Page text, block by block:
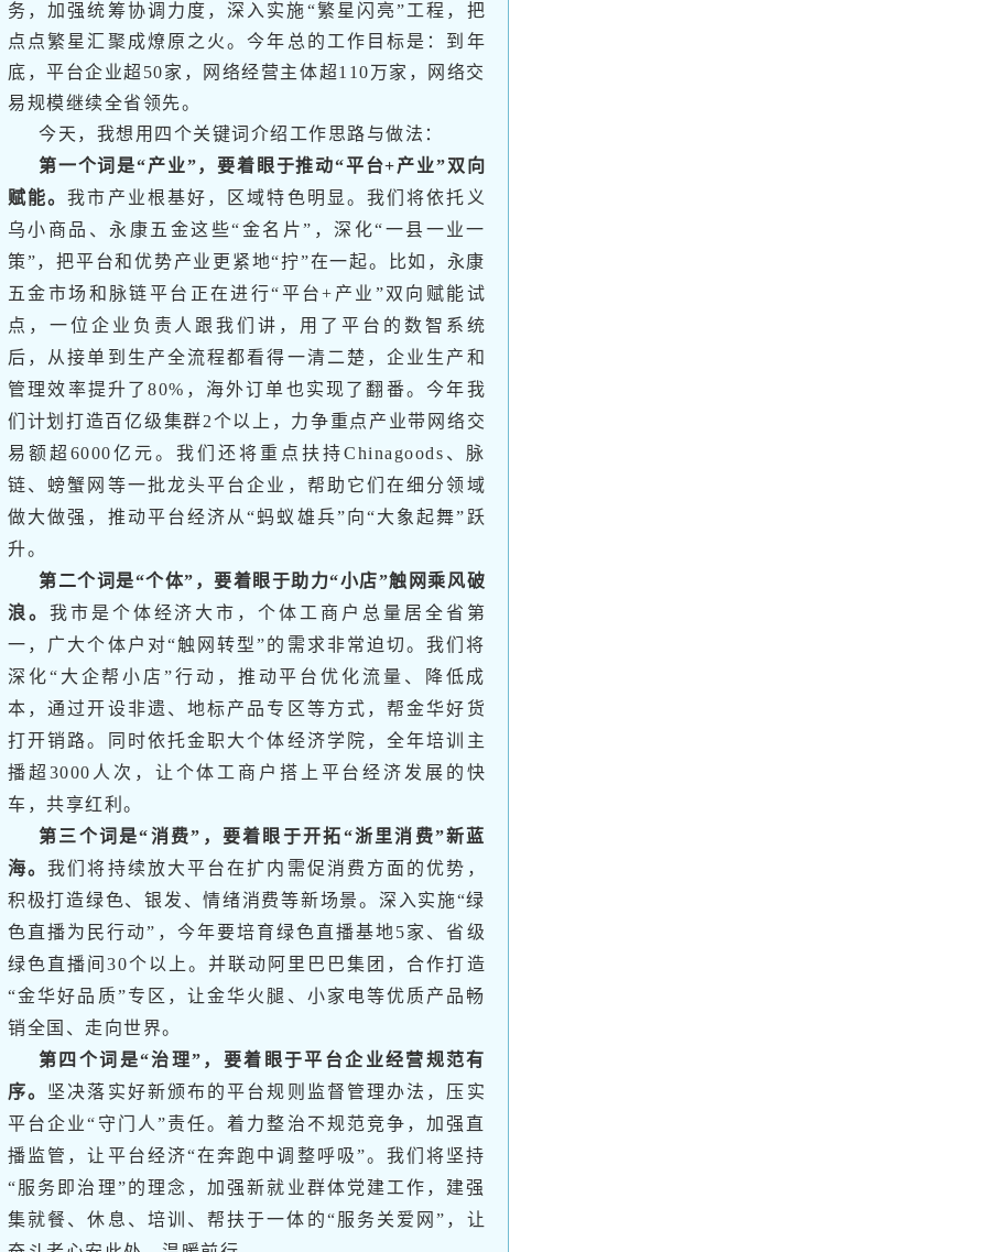
务，加强统筹协调力度，深入实施“繁星闪亮”工程，把
点点繁星汇聚成燎原之火。今年总的工作目标是：到年
底，平台企业超50家，网络经营主体超110万家，网络交
易规模继续全省领先。
今天，我想用四个关键词介绍工作思路与做法：
第一个词是“产业”，要着眼于推动“平台+产业”双向
赋能。我市产业根基好，区域特色明显。我们将依托义
乌小商品、永康五金这些“金名片”，深化“一县一业一
策”，把平台和优势产业更紧地“拧”在一起。比如，永康
五金市场和脉链平台正在进行“平台+产业”双向赋能试
点，一位企业负责人跟我们讲，用了平台的数智系统
后，从接单到生产全流程都看得一清二楚，企业生产和
管理效率提升了80%，海外订单也实现了翻番。今年我
们计划打造百亿级集群2个以上，力争重点产业带网络交
易额超6000亿元。我们还将重点扶持Chinagoods、脉
链、螃蟹网等一批龙头平台企业，帮助它们在细分领域
做大做强，推动平台经济从“蚂蚁雄兵”向“大象起舞”跃
升。
第二个词是“个体”，要着眼于助力“小店”触网乘风破
浪。 我市是个体经济大市，个体工商户总量居全省第
一，广大个体户对“触网转型”的需求非常迫切。我们将
深化“大企帮小店”行动，推动平台优化流量、降低成
本，通过开设非遗、地标产品专区等方式，帮金华好货
打开销路。同时依托金职大个体经济学院，全年培训主
播超3000人次，让个体工商户搭上平台经济发展的快
车，共享红利。
第三个词是“消费”，要着眼于开拓“浙里消费”新蓝
海。我们将持续放大平台在扩内需促消费方面的优势，
积极打造绿色、银发、情绪消费等新场景。深入实施“绿
色直播为民行动”，今年要培育绿色直播基地5家、省级
绿色直播间30个以上。并联动阿里巴巴集团，合作打造
“金华好品质”专区，让金华火腿、小家电等优质产品畅
销全国、走向世界。
第四个词是“治理”，要着眼于平台企业经营规范有
序。 坚决落实好新颁布的平台规则监督管理办法，压实
平台企业“守门人”责任。着力整治不规范竞争，加强直
播监管，让平台经济“在奔跑中调整呼吸”。我们将坚持
“服务即治理”的理念，加强新就业群体党建工作，建强
集就餐、休息、培训、帮扶于一体的“服务关爱网”，让